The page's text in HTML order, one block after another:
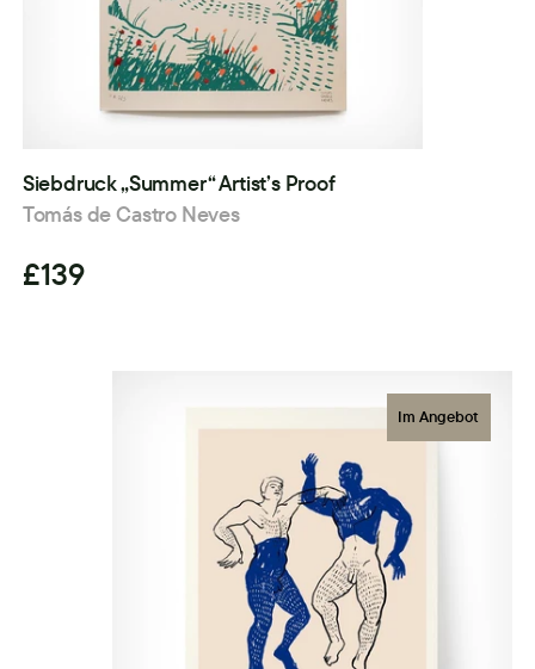
Siebdruck „Summer“ Artist’s Proof
Tomás de Castro Neves
£139
Im Angebot